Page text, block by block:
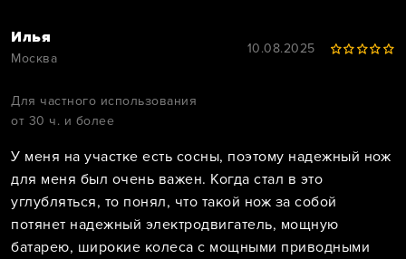
Илья
Москва
10.08.2025
Для частного использования
от 30 ч. и более
У меня на участке есть сосны, поэтому надежный нож
для меня был очень важен. Когда стал в это
углубляться, то понял, что такой нож за собой
потянет надежный электродвигатель, мощную
батарею, широкие колеса с мощными приводными